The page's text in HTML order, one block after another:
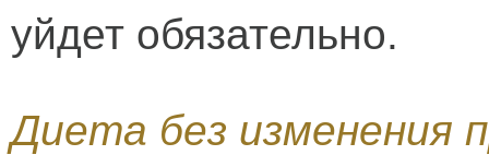
уйдет обязательно.
Диета без изменения